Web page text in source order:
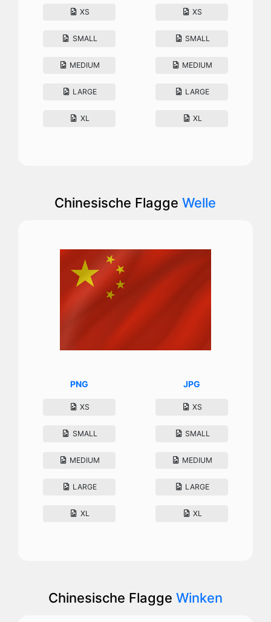
XS
SMALL
MEDIUM
LARGE
XL
XS
SMALL
MEDIUM
LARGE
XL
Chinesische FlaggeWelle
PNG
XS
SMALL
MEDIUM
LARGE
XL
JPG
XS
SMALL
MEDIUM
LARGE
XL
Chinesische Flagge Winken